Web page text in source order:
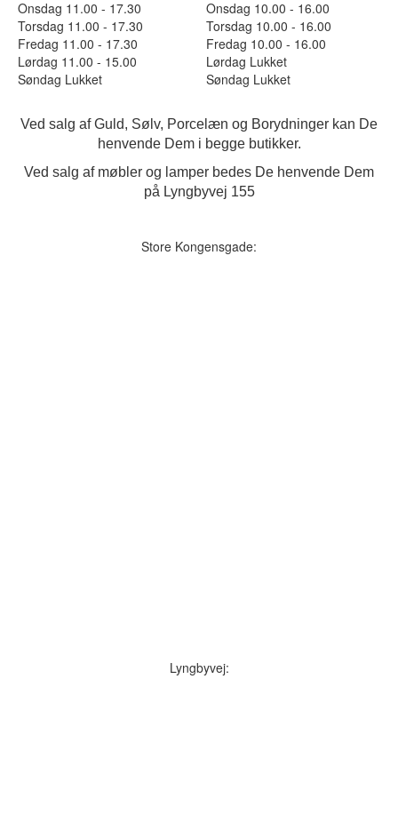
Onsdag 11.00 - 17.30
Onsdag 10.00 - 16.00
Torsdag 11.00 - 17.30
Torsdag 10.00 - 16.00
Fredag 11.00 - 17.30
Fredag 10.00 - 16.00
Lørdag 11.00 - 15.00
Lørdag Lukket
Søndag Lukket
Søndag Lukket
Ved salg af Guld, Sølv, Porcelæn og Borydninger kan De
henvende Dem i begge butikker.
Ved salg af møbler og lamper bedes De henvende Dem
på Lyngbyvej 155
Store Kongensgade:
Lyngbyvej: